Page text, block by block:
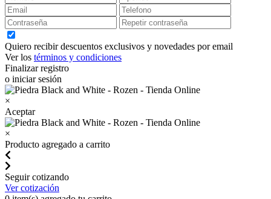
Quiero recibir descuentos exclusivos y novedades por email
Ver los términos y condiciones
Finalizar registro
o iniciar sesión
×
Aceptar
×
Producto agregado a carrito
Seguir cotizando
Ver cotización